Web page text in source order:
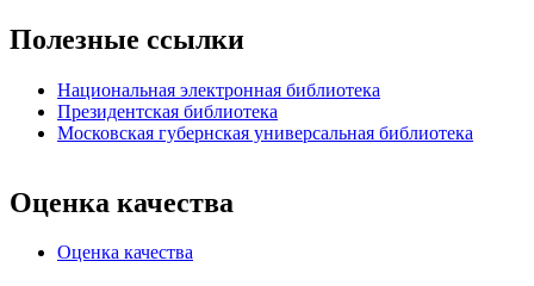
Полезные ссылки
Национальная электронная библиотека
Президентская библиотека
Московская губернская универсальная библиотека
Оценка качества
Оценка качества